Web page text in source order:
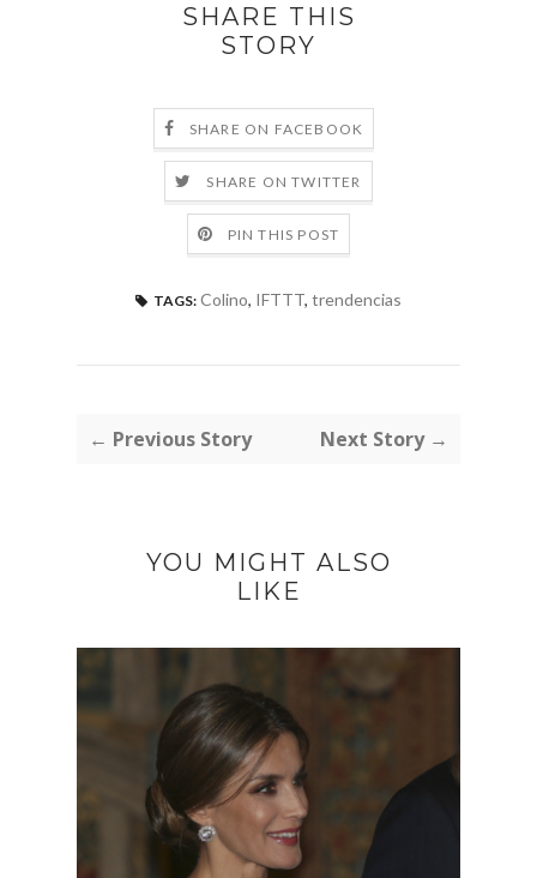
SHARE THIS
STORY
SHARE ON FACEBOOK
SHARE ON TWITTER
PIN THIS POST
TAGS: Colino, IFTTT, trendencias
← Previous Story Next Story →
YOU MIGHT ALSO
LIKE